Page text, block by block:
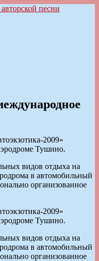
2009»
Тушино.
видов отдыха на
в автомобильный
организованное
2009»
Тушино.
видов отдыха на
в автомобильный
организованное